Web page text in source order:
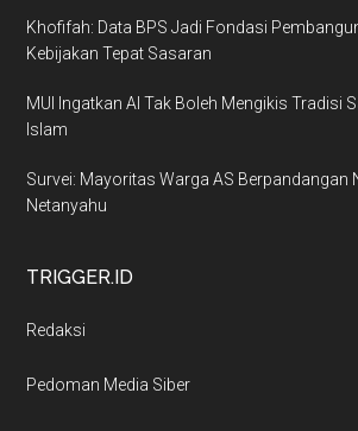
Khofifah: Data BPS Jadi Fondasi
Kebijakan Tepat Sasaran
MUI Ingatkan AI Tak Boleh Mengikis Tradisi
Islam
Survei: Mayoritas Warga AS Berpandangan
Netanyahu
TRIGGER.ID
Redaksi
Pedoman Media Siber